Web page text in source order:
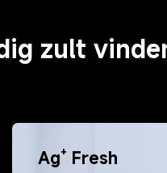
zult
Ag⁺ Fresh